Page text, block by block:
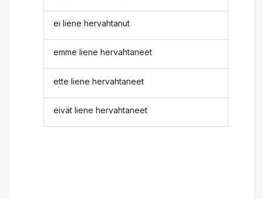
ei liene hervahtanut
emme liene hervahtaneet
ette liene hervahtaneet
eivät liene hervahtaneet